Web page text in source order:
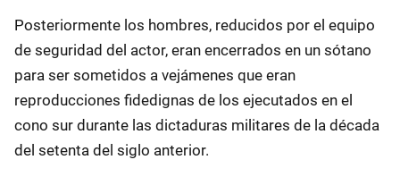
Posteriormente los hombres, reducidos por el equipo
de seguridad del actor, eran encerrados en un sótano
para ser sometidos a vejámenes que eran
reproducciones fidedignas de los ejecutados en el
cono sur durante las dictaduras militares de la década
del setenta del siglo anterior.